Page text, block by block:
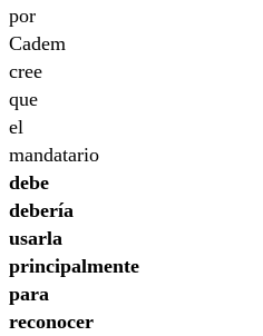
por
Cadem
cree
que
el
mandatario
debe
debería
usarla
principalmente
para
reconocer